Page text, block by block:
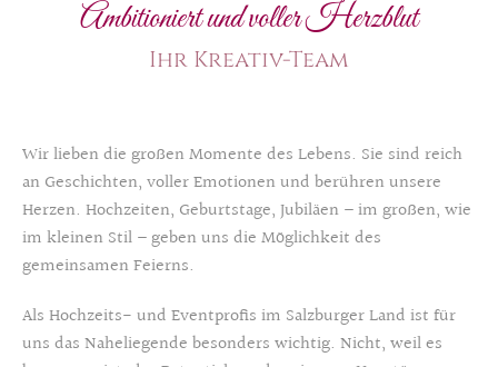
Ambitioniert und voller Herzblut
Ihr Kreativ-Team
Wir lieben die großen Momente des Lebens. Sie sind reich
an Geschichten, voller Emotionen und berühren unsere
Herzen. Hochzeiten, Geburtstage, Jubiläen – im großen, wie
im kleinen Stil – geben uns die Möglichkeit des
gemeinsamen Feierns.
Als Hochzeits- und Eventprofis im Salzburger Land ist für
uns das Naheliegende besonders wichtig. Nicht, weil es